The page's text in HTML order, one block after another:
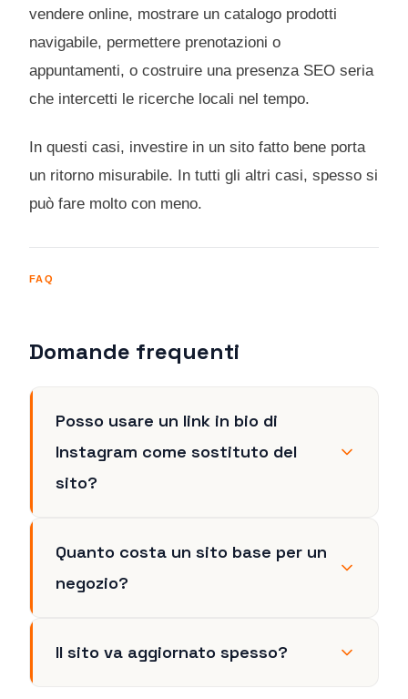
vendere online, mostrare un catalogo prodotti
navigabile, permettere prenotazioni o
appuntamenti, o costruire una presenza SEO seria
che intercetti le ricerche locali nel tempo.
In questi casi, investire in un sito fatto bene porta
un ritorno misurabile. In tutti gli altri casi, spesso si
può fare molto con meno.
FAQ
Domande frequenti
Posso usare un link in bio di
Instagram come sostituto del
sito?
Quanto costa un sito base per un
negozio?
Il sito va aggiornato spesso?